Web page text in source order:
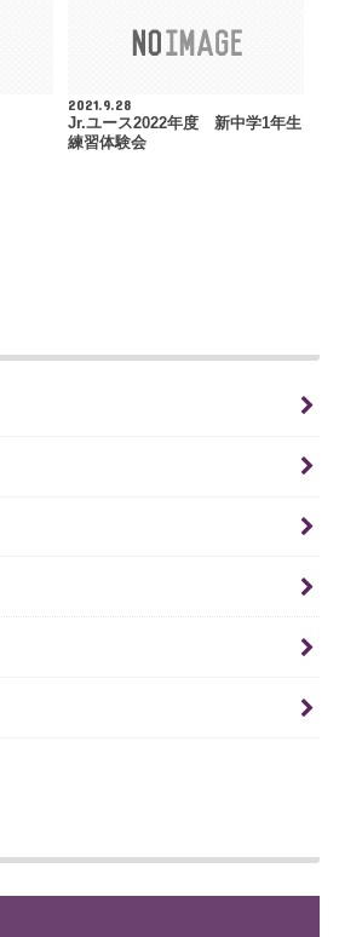
2021.9.28
Jr.ユース2022年度 新中学1年生
練習体験会